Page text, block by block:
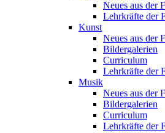
Neues aus der
Lehrkräfte der
Kunst
Neues aus der
Bildergalerien
Curriculum
Lehrkräfte der
Musik
Neues aus der
Bildergalerien
Curriculum
Lehrkräfte der